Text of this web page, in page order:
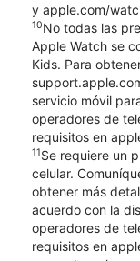
y apple.com/
10No todas las
Apple Watch se
Kids. Para
servicio móvil
operadores de
requisitos en
11Se requiere un
celular.
obtener más
acuerdo con la
operadores de
requisitos en